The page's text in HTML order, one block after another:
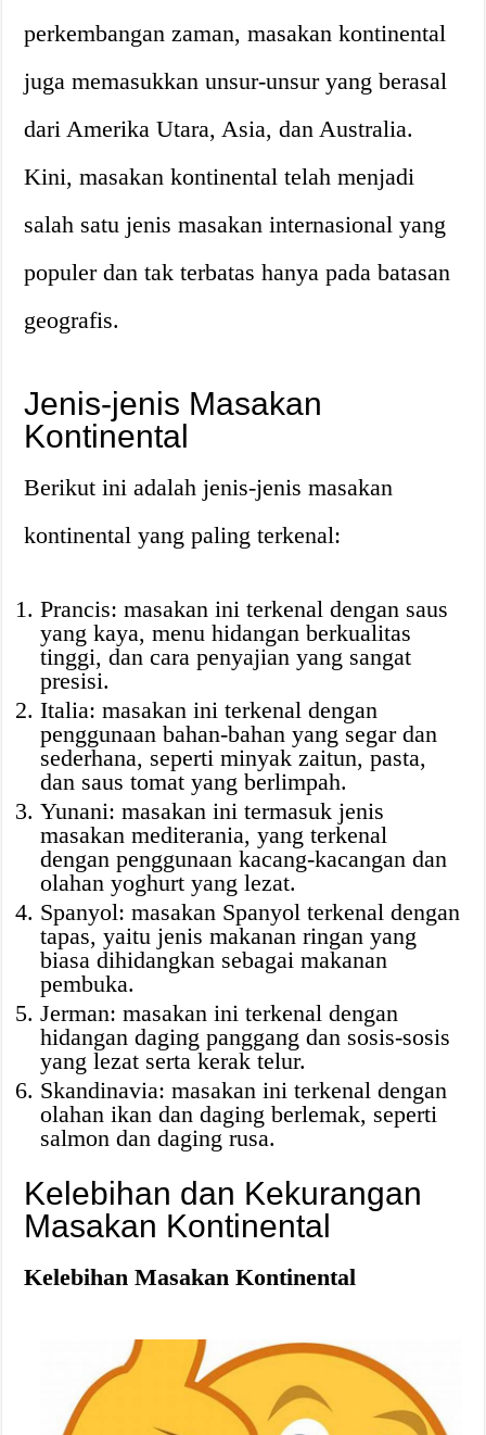
perkembangan zaman, masakan kontinental
juga memasukkan unsur-unsur yang berasal
dari Amerika Utara, Asia, dan Australia.
Kini, masakan kontinental telah menjadi
salah satu jenis masakan internasional yang
populer dan tak terbatas hanya pada batasan
geografis.
Jenis-jenis Masakan
Kontinental
Berikut ini adalah jenis-jenis masakan
kontinental yang paling terkenal:
Prancis: masakan ini terkenal dengan saus
yang kaya, menu hidangan berkualitas
tinggi, dan cara penyajian yang sangat
presisi.
Italia: masakan ini terkenal dengan
penggunaan bahan-bahan yang segar dan
sederhana, seperti minyak zaitun, pasta,
dan saus tomat yang berlimpah.
Yunani: masakan ini termasuk jenis
masakan mediterania, yang terkenal
dengan penggunaan kacang-kacangan dan
olahan yoghurt yang lezat.
Spanyol: masakan Spanyol terkenal dengan
tapas, yaitu jenis makanan ringan yang
biasa dihidangkan sebagai makanan
pembuka.
Jerman: masakan ini terkenal dengan
hidangan daging panggang dan sosis-sosis
yang lezat serta kerak telur.
Skandinavia: masakan ini terkenal dengan
olahan ikan dan daging berlemak, seperti
salmon dan daging rusa.
Kelebihan dan Kekurangan
Masakan Kontinental
Kelebihan Masakan Kontinental